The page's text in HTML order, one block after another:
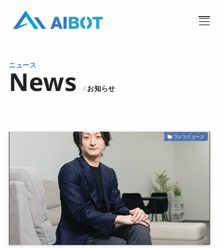
TOP
事業内容
私たちについて
お知らせ
ニュース
News / お知らせ
プレスリリース